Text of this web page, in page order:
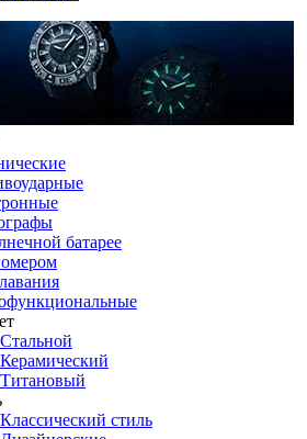
батарее
Стальной
Керамический
Титановый
Классический стиль